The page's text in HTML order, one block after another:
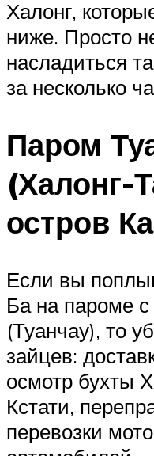
Халонг,
ниже. Просто
насладиться
за несколько
Паром
(Халонг-
остров
Если вы
Ба на пароме
(Туанчау), то
зайцев:
осмотр бухты
Кстати,
перевозки